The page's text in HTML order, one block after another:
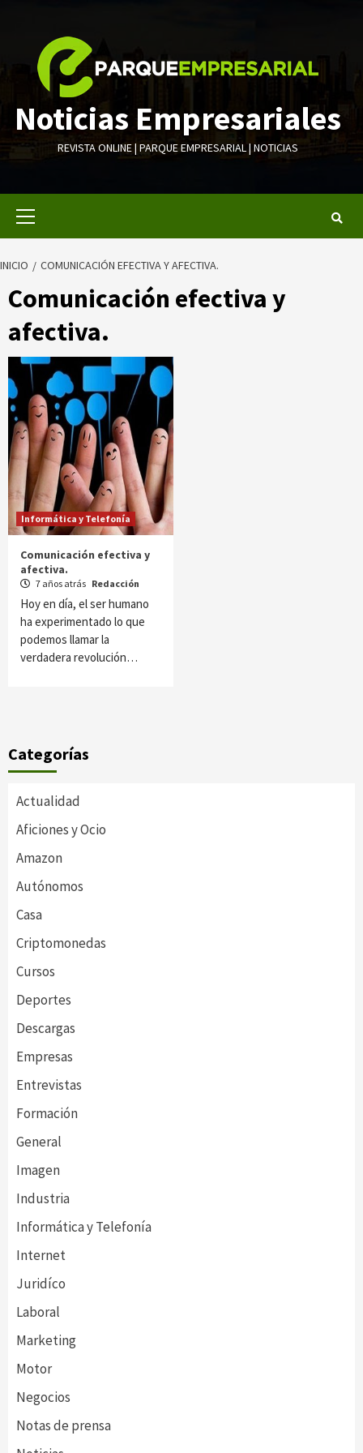
contenido
Noticias Empresariales
REVISTA ONLINE | PARQUE EMPRESARIAL | NOTICIAS
INICIO COMUNICACIÓN EFECTIVA Y AFECTIVA.
Comunicación efectiva y
afectiva.
Informática y Telefonía
Comunicación efectiva y
afectiva.
7 años atrás Redacción
Hoy en día, el ser humano
ha experimentado lo que
podemos llamar la
verdadera revolución…
Categorías
Actualidad
Aficiones y Ocio
Amazon
Autónomos
Casa
Criptomonedas
Cursos
Deportes
Descargas
Empresas
Entrevistas
Formación
General
Imagen
Industria
Informática y Telefonía
Internet
Juridíco
Laboral
Marketing
Motor
Negocios
Notas de prensa